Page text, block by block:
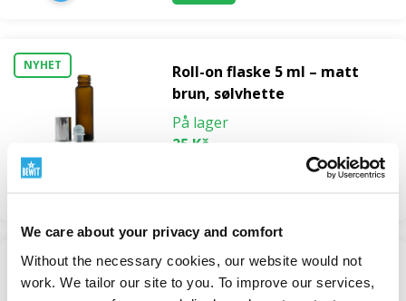
We care about your privacy and comfort
Without the necessary cookies, our website would not
work. We tailor our site to you. To improve our services,
NYHET
Roll-on flaske 5 ml – matt
brun, sølvhette
På lager
25 Kč
2. KVALITET
Saltlykt med skål